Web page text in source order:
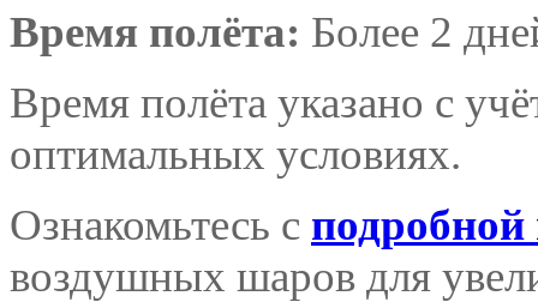
Время полёта: Более 2
Время полёта указано с
оптимальных условиях.
Ознакомьтесь с
воздушных шаров для